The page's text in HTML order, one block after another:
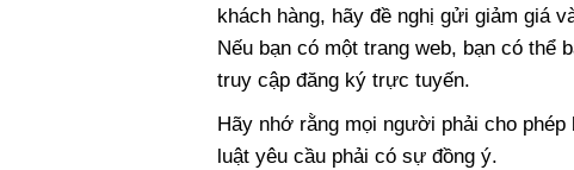
khách hàng, hãy đề nghị gửi giảm giá
Nếu bạn có một trang web, bạn có thể
truy cập đăng ký trực tuyến.
Hãy nhớ rằng mọi người phải cho
luật yêu cầu phải có sự đồng ý.